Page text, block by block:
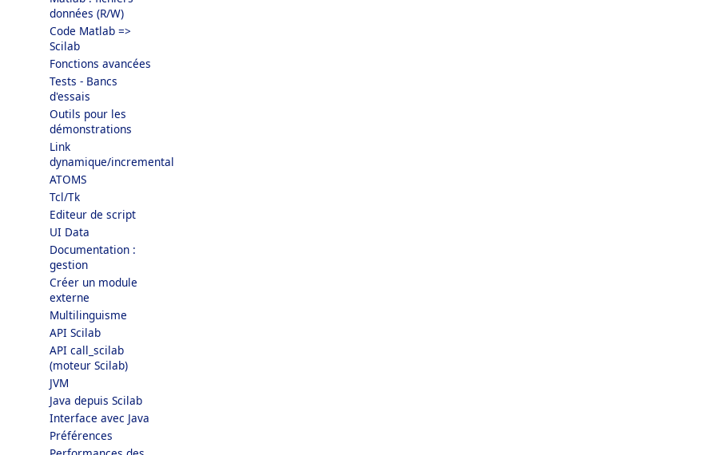
données (R/W)
Code Matlab =>
Scilab
Fonctions avancées
Tests - Bancs
d'essais
Outils pour les
démonstrations
Link
dynamique/incremental
ATOMS
Tcl/Tk
Editeur de script
UI Data
Documentation :
gestion
Créer un module
externe
Multilinguisme
API Scilab
API call_scilab
(moteur Scilab)
JVM
Java depuis Scilab
Interface avec Java
Préférences